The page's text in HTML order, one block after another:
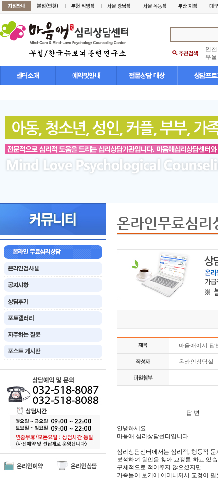
인
우
온라인무료심리
마음애에서 답
온라인상담실
==================== 답 변
안녕하세요
마음애 심리상담센터입니다.
심리상담센터에서는 심리적, 행동적 문
분석하여 원인을 찾아 교정를 하고 있
구체적으로 적어주지 않으셨지만
가족들이 보기에 어머니께서 교정이 필